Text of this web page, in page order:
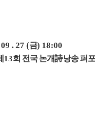
09 . 27 (금) 18:00
13회 전국 논개詩낭송 퍼